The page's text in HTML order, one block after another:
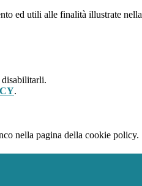
ed utili alle finalità illustrate nella
disabilitarli.
.
nella pagina della cookie policy.